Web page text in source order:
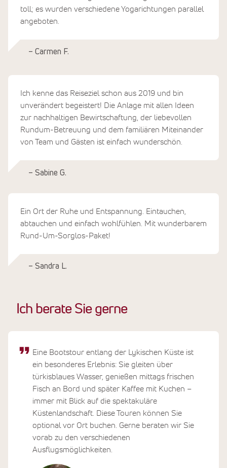
toll; es wurden verschiedene Yogarichtungen parallel
angeboten.
– Carmen F.
Ich kenne das Reiseziel schon aus 2019 und bin
unverändert begeistert! Die Anlage mit allen Ideen
zur nachhaltigen Bewirtschaftung, der liebevollen
Rundum-Betreuung und dem familiären Miteinander
von Team und Gästen ist einfach wunderschön.
– Sabine G.
Ein Ort der Ruhe und Entspannung. Eintauchen,
abtauchen und einfach wohlfühlen. Mit wunderbarem
Rund-Um-Sorglos-Paket!
– Sandra L.
Ich berate Sie gerne
Eine Bootstour entlang der Lykischen Küste ist
ein besonderes Erlebnis: Sie gleiten über
türkisblaues Wasser, genießen mittags frischen
Fisch an Bord und später Kaffee mit Kuchen –
immer mit Blick auf die spektakuläre
Küstenlandschaft. Diese Touren können Sie
optional vor Ort buchen. Gerne beraten wir Sie
vorab zu den verschiedenen
Ausflugsmöglichkeiten.